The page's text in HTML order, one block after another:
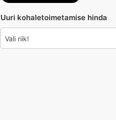
Uuri kohaletoimetamise hinda
Vali riik!